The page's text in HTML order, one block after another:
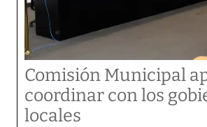
Comisión Municipal
coordinar con los
locales